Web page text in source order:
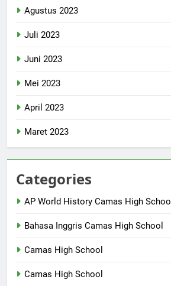
Agustus 2023
Juli 2023
Juni 2023
Mei 2023
April 2023
Maret 2023
Categories
AP World History Camas High School
Bahasa Inggris Camas High School
Camas High School
Camas High School